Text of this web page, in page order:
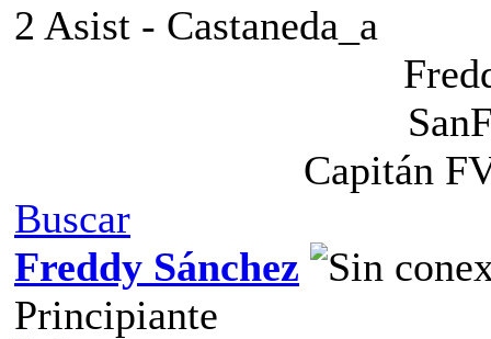
2 Asist - Castaneda_a
Capitán
Buscar
Freddy Sánchez
Principiante